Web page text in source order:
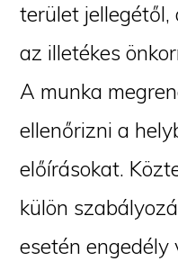
terület
az illetékes
A munka
ellenőrizni a
előírásokat.
külön
esetén